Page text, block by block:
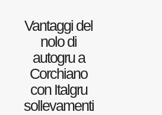
Vantaggi del
nolo di
autogru a
Corchiano
con Italgru
sollevamenti